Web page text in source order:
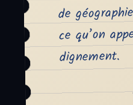
de
ce qu’on
dignement.